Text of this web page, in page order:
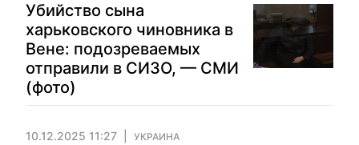
Убийство сына
харьковского чиновника в
Вене: подозреваемых
отправили в СИЗО, — СМИ
(фото)
10.12.2025 11:27 УКРАИНА